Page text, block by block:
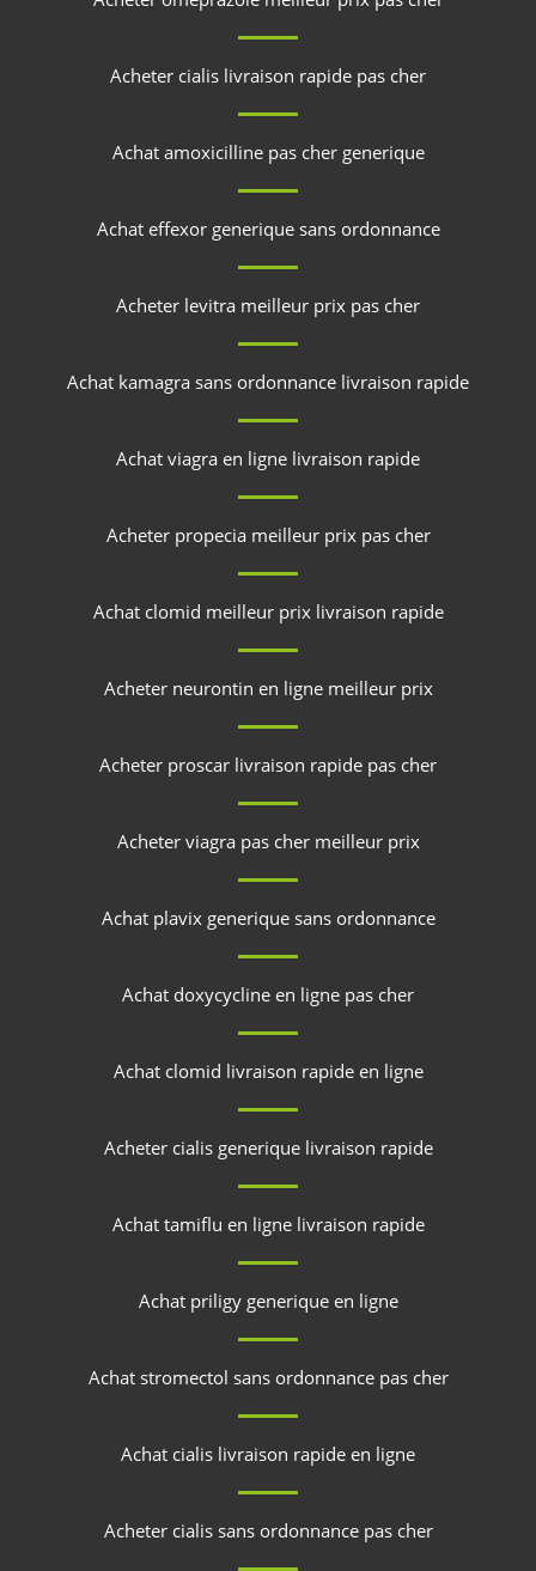
Acheter cialis livraison rapide pas cher
Achat amoxicilline pas cher generique
Achat effexor generique sans ordonnance
Acheter levitra meilleur prix pas cher
Achat kamagra sans ordonnance livraison rapide
Achat viagra en ligne livraison rapide
Acheter propecia meilleur prix pas cher
Achat clomid meilleur prix livraison rapide
Acheter neurontin en ligne meilleur prix
Acheter proscar livraison rapide pas cher
Acheter viagra pas cher meilleur prix
Achat plavix generique sans ordonnance
Achat doxycycline en ligne pas cher
Achat clomid livraison rapide en ligne
Acheter cialis generique livraison rapide
Achat tamiflu en ligne livraison rapide
Achat priligy generique en ligne
Achat stromectol sans ordonnance pas cher
Achat cialis livraison rapide en ligne
Acheter cialis sans ordonnance pas cher